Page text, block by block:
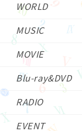
WORLD
MUSIC
MOVIE
Blu-ray&DVD
RADIO
EVENT